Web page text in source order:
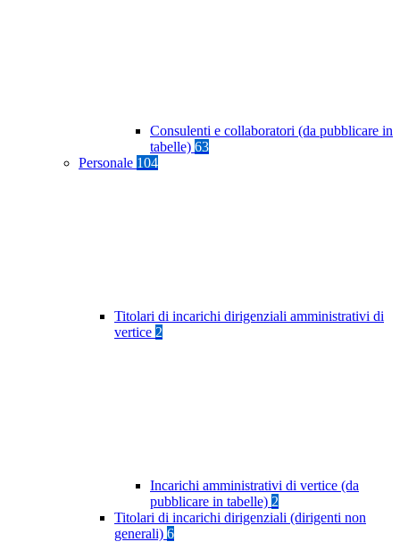
Consulenti e collaboratori (da pubblicare in
tabelle) 63
Personale 104
Titolari di incarichi dirigenziali amministrativi di
vertice 2
Incarichi amministrativi di vertice (da
pubblicare in tabelle) 2
Titolari di incarichi dirigenziali (dirigenti non
generali) 6